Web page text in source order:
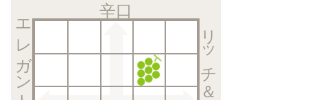
辛口